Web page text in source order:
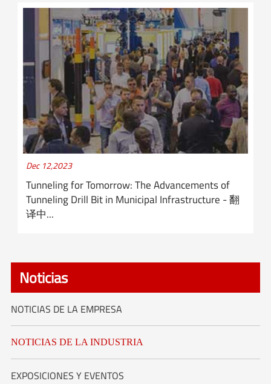
Dec 12,2023
Tunneling for Tomorrow: The Advancements of
Tunneling Drill Bit in Municipal Infrastructure - 翻
译中...
Noticias
NOTICIAS DE LA EMPRESA
NOTICIAS DE LA INDUSTRIA
EXPOSICIONES Y EVENTOS